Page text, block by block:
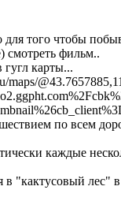
для того чтобы
смотреть фильм..
гугл карты...
maps/
по всем
каждые
"кактусовый лес"